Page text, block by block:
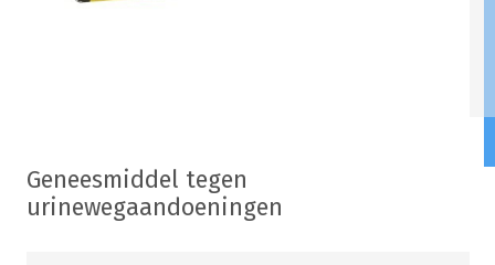
Geneesmiddel tegen
urinewegaandoeningen